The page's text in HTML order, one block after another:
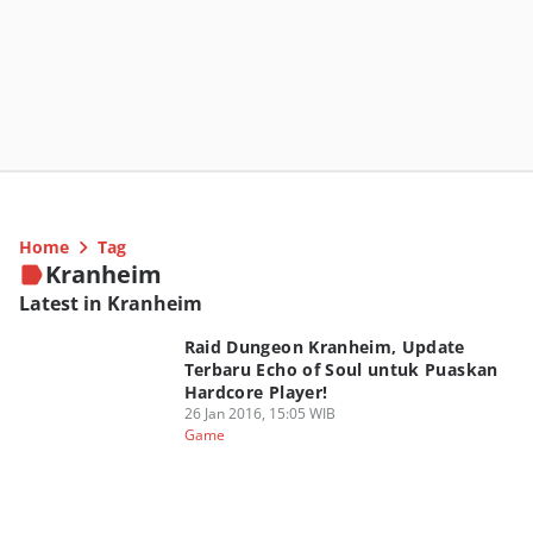
Home Tag
Kranheim
Latest in Kranheim
Raid Dungeon Kranheim, Update
Terbaru Echo of Soul untuk Puaskan
Hardcore Player!
26 Jan 2016, 15:05 WIB
Game